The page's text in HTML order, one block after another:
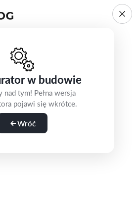
w budowie
nad tym! Pełna wersja
pojawi się wkrótce.
Wróć